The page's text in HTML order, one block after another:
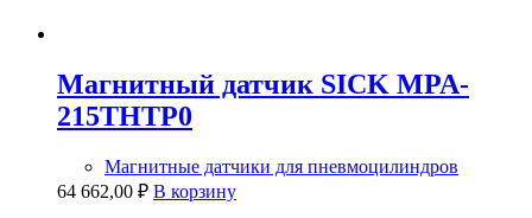
Магнитный датчик SICK MPA-
215THTP0
Магнитные датчики для пневмоцилиндров
64 662,00 ₽ В корзину